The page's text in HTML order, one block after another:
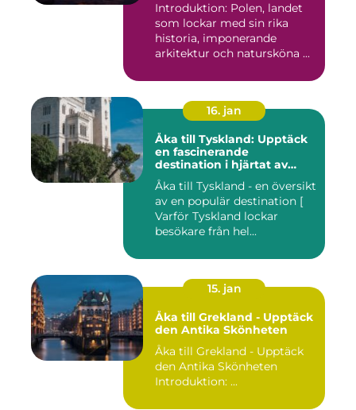
Introduktion: Polen, landet
som lockar med sin rika
historia, imponerande
arkitektur och natursköna ...
16. jan
Åka till Tyskland: Upptäck
en fascinerande
destination i hjärtat av
Europa
Åka till Tyskland - en översikt
av en populär destination [
Varför Tyskland lockar
besökare från hel...
15. jan
Åka till Grekland - Upptäck
den Antika Skönheten
Åka till Grekland - Upptäck
den Antika Skönheten
Introduktion: ...